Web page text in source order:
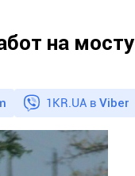
на мосту
1KR.UA в Viber